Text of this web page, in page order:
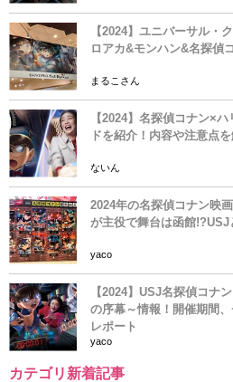
【2024】ユニバーサル・
ロアカ&モンハン&名探偵
まるこさん
【2024】名探偵コナン×
ドを紹介！内容や注意点
ないん
2024年の名探偵コナン映
が主役で舞台は函館!?USJ
yaco
【2024】USJ名探偵コナ
の序幕～情報！開催期間
レポート
yaco
カテゴリ新着記事